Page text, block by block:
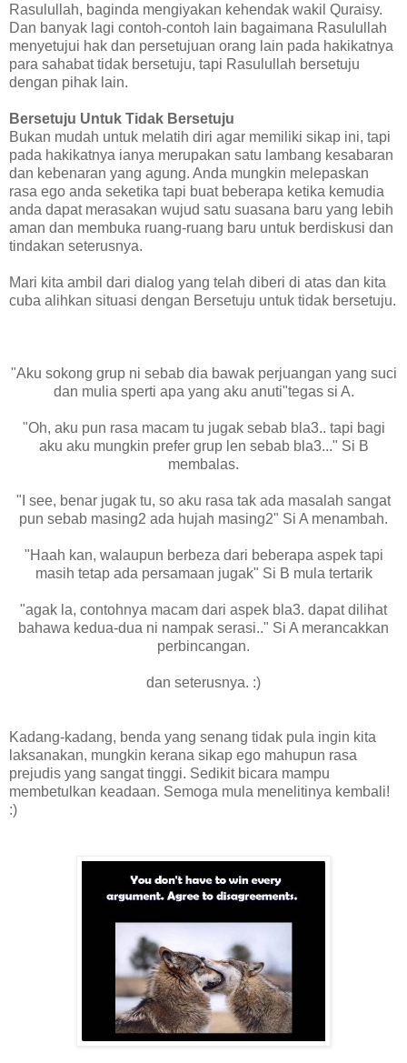
Rasulullah, baginda mengiyakan kehendak wakil Quraisy.
Dan banyak lagi contoh-contoh lain bagaimana Rasulullah
menyetujui hak dan persetujuan orang lain pada hakikatnya
para sahabat tidak bersetuju, tapi Rasulullah bersetuju
dengan pihak lain.
Bersetuju Untuk Tidak Bersetuju
Bukan mudah untuk melatih diri agar memiliki sikap ini, tapi
pada hakikatnya ianya merupakan satu lambang kesabaran
dan kebenaran yang agung. Anda mungkin melepaskan
rasa ego anda seketika tapi buat beberapa ketika kemudia
anda dapat merasakan wujud satu suasana baru yang lebih
aman dan membuka ruang-ruang baru untuk berdiskusi dan
tindakan seterusnya.
Mari kita ambil dari dialog yang telah diberi di atas dan kita
cuba alihkan situasi dengan Bersetuju untuk tidak bersetuju.
"Aku sokong grup ni sebab dia bawak perjuangan yang suci
dan mulia sperti apa yang aku anuti"tegas si A.
"Oh, aku pun rasa macam tu jugak sebab bla3.. tapi bagi
aku aku mungkin prefer grup len sebab bla3..." Si B
membalas.
"I see, benar jugak tu, so aku rasa tak ada masalah sangat
pun sebab masing2 ada hujah masing2" Si A menambah.
"Haah kan, walaupun berbeza dari beberapa aspek tapi
masih tetap ada persamaan jugak" Si B mula tertarik
"agak la, contohnya macam dari aspek bla3. dapat dilihat
bahawa kedua-dua ni nampak serasi.." Si A merancakkan
perbincangan.
dan seterusnya. :)
Kadang-kadang, benda yang senang tidak pula ingin kita
laksanakan, mungkin kerana sikap ego mahupun rasa
prejudis yang sangat tinggi. Sedikit bicara mampu
membetulkan keadaan. Semoga mula menelitinya kembali!
:)